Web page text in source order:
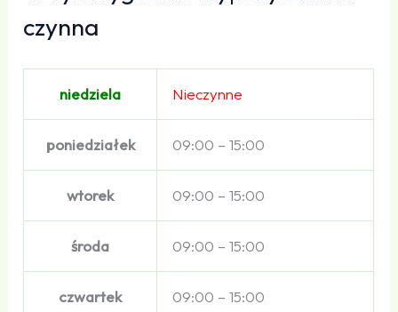
czynna
niedziela Nieczynne
poniedziałek 09:00 – 15:00
wtorek 09:00 – 15:00
środa 09:00 – 15:00
czwartek 09:00 – 15:00